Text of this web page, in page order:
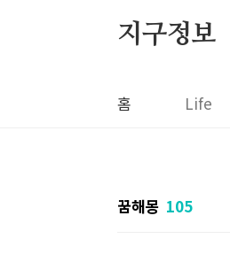
지구정보
홈 Life
꿈해몽 105